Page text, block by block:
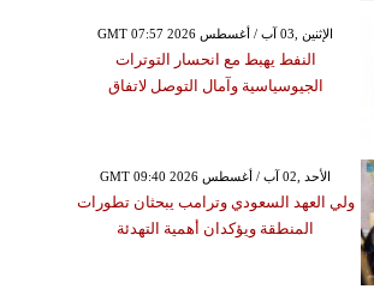
GMT 07:57 2026 الإثنين ,03 آب / أغسطس
النفط يهبط مع انحسار التوترات
الجيوسياسية وآمال التوصل لاتفاق
GMT 09:40 2026 الأحد ,02 آب / أغسطس
ولي العهد السعودي وترامب يبحثان تطورات
المنطقة ويؤكدان أهمية التهدئة